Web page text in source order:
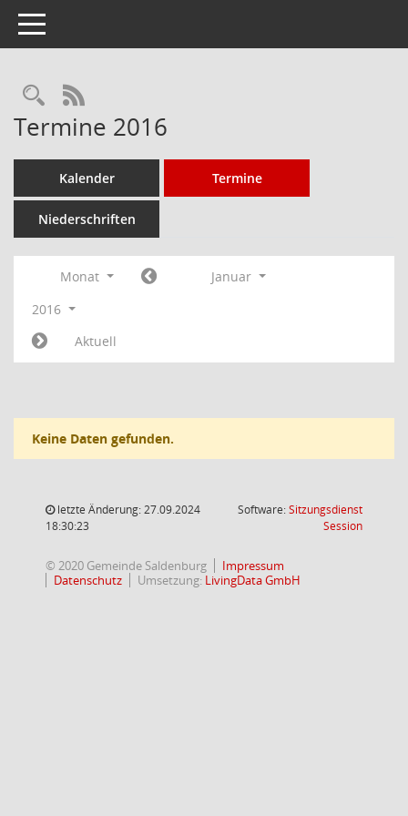
Toggle navigation
Rechercheauswahl
RSS-Feed
Termine 2016
Kalender Termine
Niederschriften
Monat
Januar
2016
Aktuell
Keine Daten gefunden.
letzte Änderung: 27.09.2024
18:30:23
Software:Sitzungsdienst
Session(Wird in
© 2020 Gemeinde Saldenburg
Impressum
Datenschutz
Umsetzung: LivingData GmbH